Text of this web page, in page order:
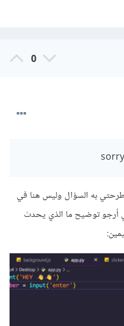
0
به السؤال وليس هنا في
أرجو توضيح ما الذي يحدث